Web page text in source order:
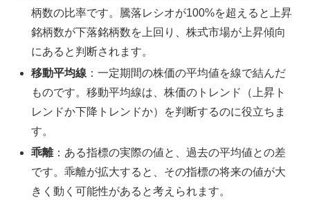
柄数の比率です。騰落レシオが100%を超えると上昇
銘柄数が下落銘柄数を上回り、株式市場が上昇傾向
にあると判断されます。
移動平均線 ：一定期間の株価の平均値を線で結んだ
ものです。移動平均線は、株価のトレンド（上昇ト
レンドか下降トレンドか）を判断するのに役立ちま
す。
乖離：ある指標の実際の値と、過去の平均値との差
です。乖離が拡大すると、その指標の将来の値が大
きく動く可能性があると考えられます。